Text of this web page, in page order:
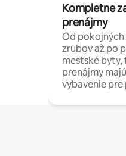
Kompletne
prenájmy
Od
zrubov až po
mestské
prenájmy
vybavenie